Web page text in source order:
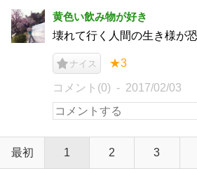
黄色い飲み物が好き
壊れて行く人間の生き様が
ナイス ★3
コメント(0) 2017/02/03
最初 1 2 3